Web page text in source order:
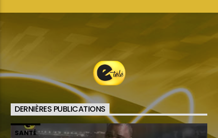
DERNIÈRES PUBLICATIONS
SANTÉ